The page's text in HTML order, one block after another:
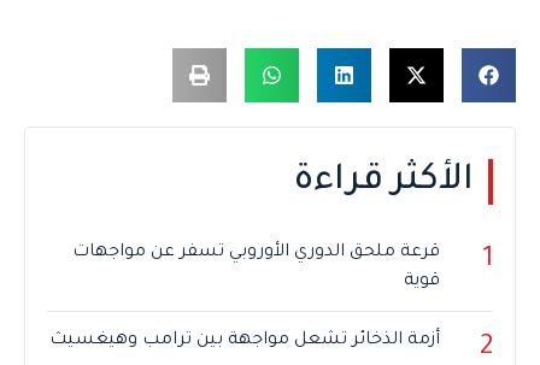
الأكثر قراءة
1
قرعة ملحق الدوري الأوروبي تسفر عن مواجهات
قوية
2 أزمة الذخائر تشعل مواجهة بين ترامب وهيغسيث